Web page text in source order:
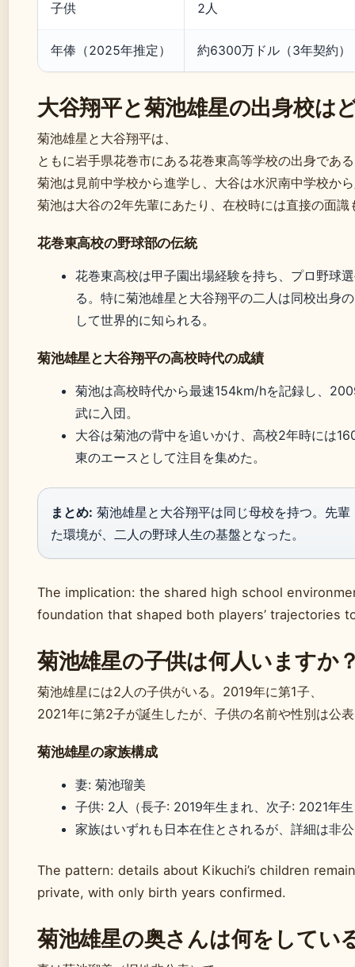
子供 2人
年俸（2025年推定） 約6300万ドル（3年契約）
大谷翔平と菊池雄星の出身校は
菊池雄星と大谷翔平は、
ともに岩手県花巻市にある花巻東高等学校の出身であ
菊池は見前中学校から進学し、大谷は水沢南中学校か
菊池は大谷の2年先輩にあたり、在校時には直接の面識
花巻東高校の野球部の伝統
花巻東高校は甲子園出場経験を持ち、プロ野球
る。特に菊池雄星と大谷翔平の二人は同校出身
して世界的に知られる。
菊池雄星と大谷翔平の高校時代の成績
菊池は高校時代から最速154km/hを記録し、
武に入団。
大谷は菊池の背中を追いかけ、高校2年時には
東のエースとして注目を集めた。
まとめ: 菊池雄星と大谷翔平は同じ母校を持つ。先
た環境が、二人の野球人生の基盤となった。
The implication: the shared high school
foundation that shaped both players’ trajectories
菊池雄星の子供は何人いますか
菊池雄星には2人の子供がいる。2019年に第1子、
2021年に第2子が誕生したが、子供の名前や性別は公
菊池雄星の家族構成
妻: 菊池瑠美
子供: 2人（長子: 2019年生まれ、次子: 2021年
家族はいずれも日本在住とされるが、詳細は非
The pattern: details about Kikuchi’s children
private, with only birth years confirmed.
菊池雄星の奥さんは何をしてい